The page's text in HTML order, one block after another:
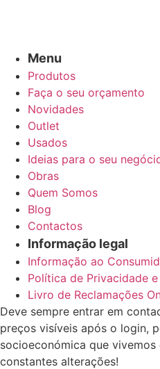
Menu
Produtos
Faça o seu orçamento
Novidades
Outlet
Usados
Ideias para o seu
Obras
Quem Somos
Blog
Contactos
Informação legal
Informação ao
Política de Privacidade
Livro de Reclamações
Deve sempre entrar em
preços visíveis após o login,
socioeconómica que
constantes alterações!